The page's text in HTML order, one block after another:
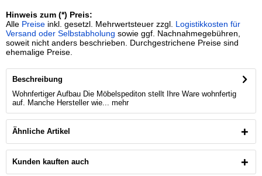
Hinweis zum (*) Preis:
Alle Preise inkl. gesetzl. Mehrwertsteuer zzgl. Logistikkosten für
Versand oder Selbstabholung sowie ggf. Nachnahmegebühren,
soweit nicht anders beschrieben. Durchgestrichene Preise sind
ehemalige Preise.
Beschreibung
Wohnfertiger Aufbau Die Möbelspediton stellt Ihre Ware wohnfertig
auf. Manche Hersteller wie... mehr
Ähnliche Artikel
Kunden kauften auch